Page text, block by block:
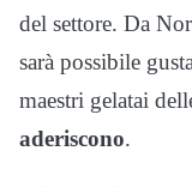
del settore. Da
sarà possibile
maestri gelatai
aderiscono.